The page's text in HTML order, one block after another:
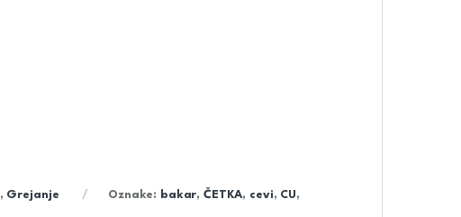
, Grejanje Oznake: bakar,ČETKA, cevi, CU,